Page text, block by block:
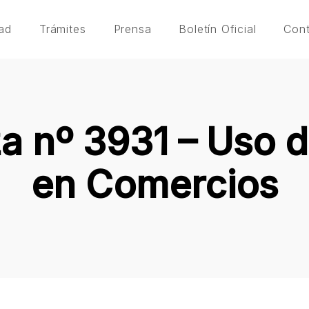
Trámites Prensa Boletín Oficial
nº 3931 – Uso
en Comercios